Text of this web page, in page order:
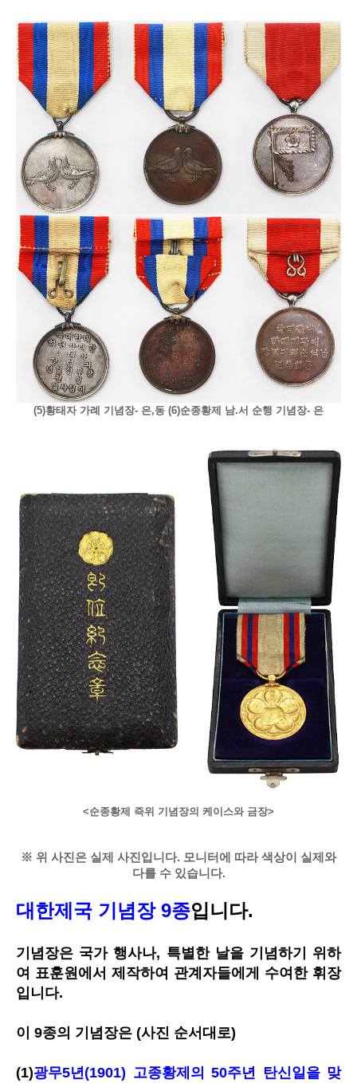
(5)황태자 가례 기념장- 은,동 (6)순종황제 남.서 순행 기념장- 은
<순종황제 즉위 기념장의 케이스와 금장>
※ 위 사진은 실제 사진입니다. 모니터에 따라 색상이 실제와
다를 수 있습니다.
대한제국 기념장 9종입니다.
기념장은 국가 행사나, 특별한 날을 기념하기 위하
여 표훈원에서 제작하여 관계자들에게 수여한 휘장
입니다.
이 9종의 기념장은 (사진 순서대로)
(1)광무5년(1901) 고종황제의 50주년 탄신일을 맞